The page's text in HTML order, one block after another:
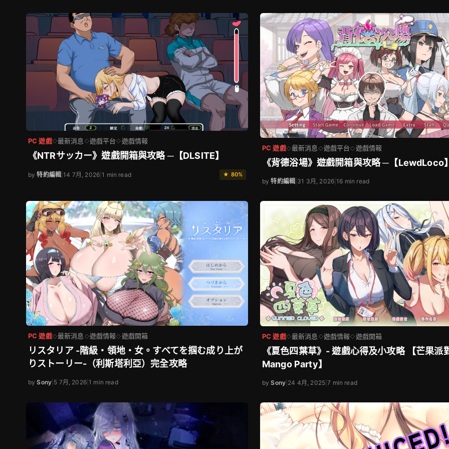
PC 遊戲◇最新消息 ◇遊戲平台◇遊戲情報
《NTRサッカー》遊戲開箱與攻略 ─【DLSITE】
by特約編輯 |14 7月, 2026 |1 min read ★ 80%
PC 遊戲◇最新消息 ◇遊戲平台◇遊戲情報
《背德浴場》遊戲開箱與攻略 ─【LewdLoco
by特約編輯 31 3月, 2026 |16 min read
PC 遊戲◇最新消息 ◇遊戲情報◇遊戲開箱
リスタリア -階級・領地・女。すべてを掴む成り上が
りストーリー-（利斯塔利亞）完全攻略
bySony 5 7月, 2026|1 min read
PC 遊戲◇最新消息 ◇遊戲情報◇遊戲開箱
《夏色四葉草》- 遊戲心得及小攻略 【芒果派
Mango Party】
bySony 24 4月, 2025 |7 min read